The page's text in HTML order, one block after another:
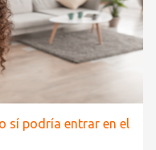
sí podría entrar en el